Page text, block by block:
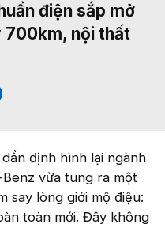
điện sắp mở
700km, nội thất
định hình lại ngành
vừa tung ra một
say lòng giới mộ điệu:
toàn mới. Đây không